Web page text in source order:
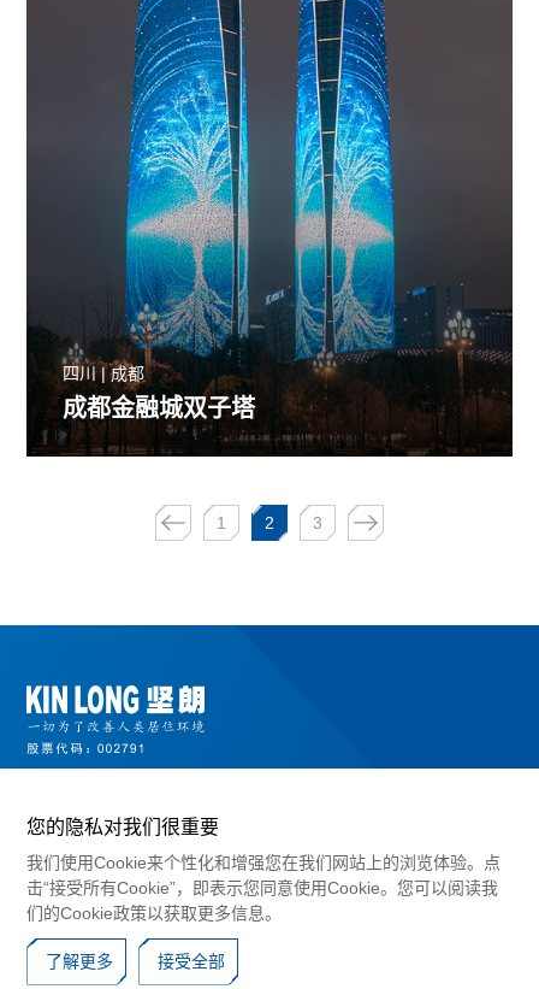
四川 | 成都
成都金融城双子塔
1 2 3
©2024 广东坚朗五金制品股份有限公司版权所有
粤ICP备10017183号
Cookies 政策 隐私协议
您的隐私对我们很重要
我们使用Cookie来个性化和增强您在我们网站上的浏览体验。点
击“接受所有Cookie”，即表示您同意使用Cookie。您可以阅读我
们的Cookie政策以获取更多信息。
了解更多 接受全部